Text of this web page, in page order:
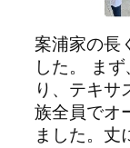
案浦家の長
した。 ま
り、テキサ
族全員でオ
ました。丈